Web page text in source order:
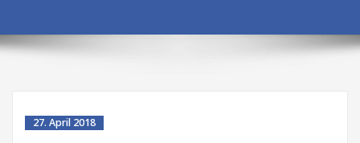
27. April 2018